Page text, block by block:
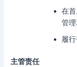
在
管
履
主管责任